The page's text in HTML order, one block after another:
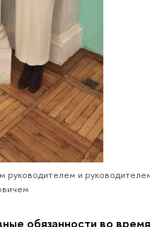
руководителем и
обязанности во